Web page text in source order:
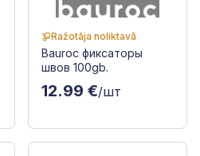
Ražotāja noliktavā
Bauroc фиксаторы
швов 100gb.
12.99 €/шт